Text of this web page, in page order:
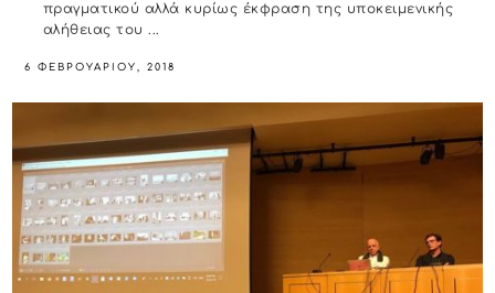
πραγματικού αλλά κυρίως έκφραση της υποκειμενικής
αλήθειας του ...
6 ΦΕΒΡΟΥΑΡΊΟΥ, 2018